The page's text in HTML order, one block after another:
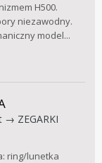
H500.
niezawodny.
model...
→ ZEGARKI
ring/lunetka